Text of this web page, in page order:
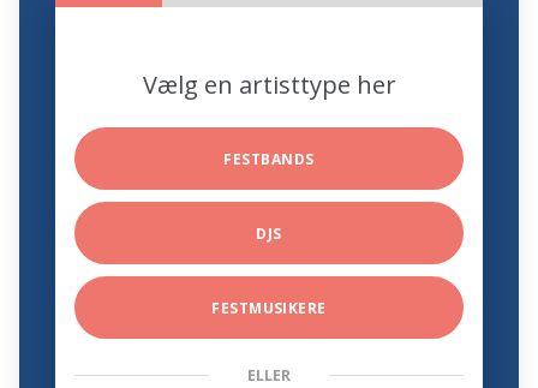
Vælg en artisttype her
FESTBANDS
DJS
FESTMUSIKERE
ELLER